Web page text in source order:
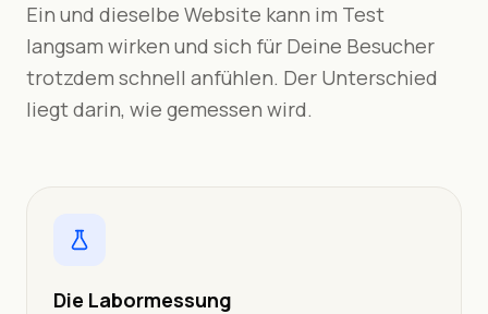
Ein und dieselbe Website kann im Test
langsam wirken und sich für Deine Besucher
trotzdem schnell anfühlen. Der Unterschied
liegt darin, wie gemessen wird.
Die Labormessung